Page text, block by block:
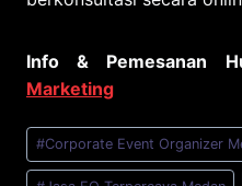
Info & Pemesanan
Marketing
Post
Tags:
#Corporate Event Organizer